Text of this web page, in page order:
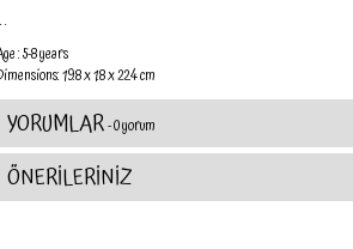
.
: 5-8 years
19.8 x 1.8 x 22.4 cm
YORUMLAR- 0 yorum
ÖNERİLERİNİZ